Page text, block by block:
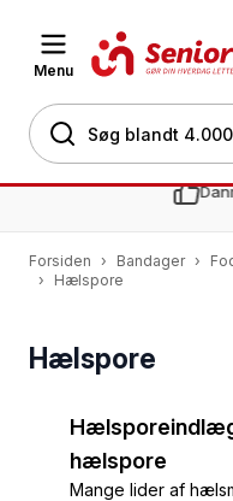
Skip to Content
Menu
Forsiden › Bandager ›
›
Hælspore
Hælspore
hælspore
Mange lider af